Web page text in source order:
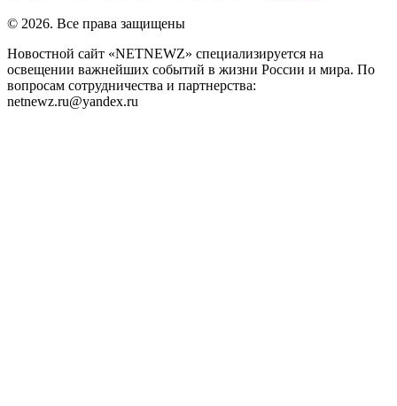
© 2026. Все права защищены
Новостной сайт «NETNEWZ» специализируется на
освещении важнейших событий в жизни России и мира. По
вопросам сотрудничества и партнерства:
netnewz.ru@yandex.ru